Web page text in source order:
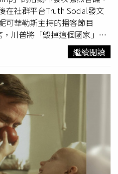
在社群平台Truth Social發文
可華勒斯主持的播客節目
川普將「毀掉這個國家」，
。他同時批評部分支持者高舉
也是美國人」。隨後，勞勃
Swamp」活動，該活動被
。在情緒激動的演說中，他
」，並表示自己對國家現況感
上長文回應，除批評民
希達特萊布外，也將矛頭指向
」、「病態又瘋狂」，並稱
言論「幾乎涉及犯罪」。川普
淚的畫面，稱其「像小孩一樣
公開反對川普。早在2024年
繼續閱讀